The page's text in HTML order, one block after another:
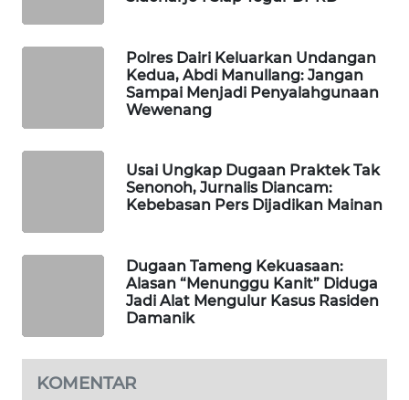
Polres Dairi Keluarkan Undangan
Kedua, Abdi Manullang: Jangan
Sampai Menjadi Penyalahgunaan
Wewenang
Usai Ungkap Dugaan Praktek Tak
Senonoh, Jurnalis Diancam:
Kebebasan Pers Dijadikan Mainan
Dugaan Tameng Kekuasaan:
Alasan “Menunggu Kanit” Diduga
Jadi Alat Mengulur Kasus Rasiden
Damanik
KOMENTAR
ALPERKLINAS
TAMBANG
NEWS